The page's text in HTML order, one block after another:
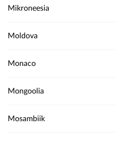
Mikroneesia
Moldova
Monaco
Mongoolia
Mosambiik